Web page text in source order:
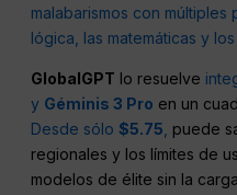
malabarismos con múltiples
lógica, las matemáticas y
GlobalGPT lo resuelve
y Géminis 3 Pro en un
Desde sólo$5.75 puede
regionales y los límites de
modelos de élite sin la